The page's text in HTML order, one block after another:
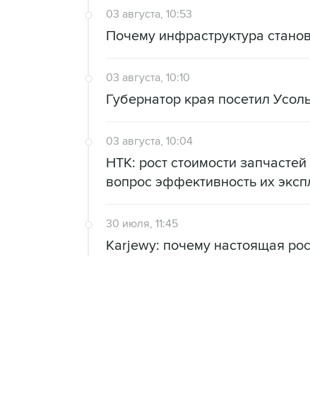
03 августа, 10:53
Почему инфраструктура
03 августа, 10:10
Губернатор края посетил
03 августа, 10:04
НТК: рост стоимости
вопрос эффективность их
30 июля, 11:45
Karjewy: почему настоящая